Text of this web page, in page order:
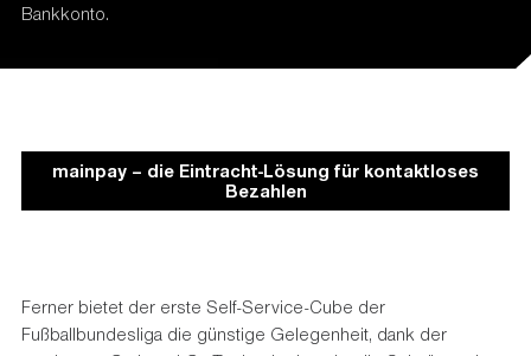
Bankkonto.
mainpay – die Eintracht-Lösung für kontaktloses
Bezahlen
Ferner bietet der erste Self-Service-Cube der
Fußballbundesliga die günstige Gelegenheit, dank der